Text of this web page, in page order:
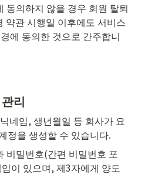
동의하지 않을 경우 회원 탈퇴
약관 시행일 이후에도 서비스
에 동의한 것으로 간주합니
리
네임, 생년월일 등 회사가 요
정을 생성할 수 있습니다.
비밀번호(간편 비밀번호 포
이 있으며, 제3자에게 양도